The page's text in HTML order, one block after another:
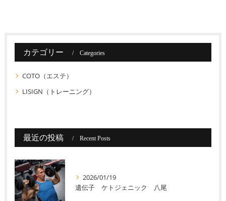
カテゴリー Categories
COTO（エステ）
LISIGN（トレーニング）
最近の投稿 Recent Posts
2026/01/19
遺伝子 ケトジェニック 八尾